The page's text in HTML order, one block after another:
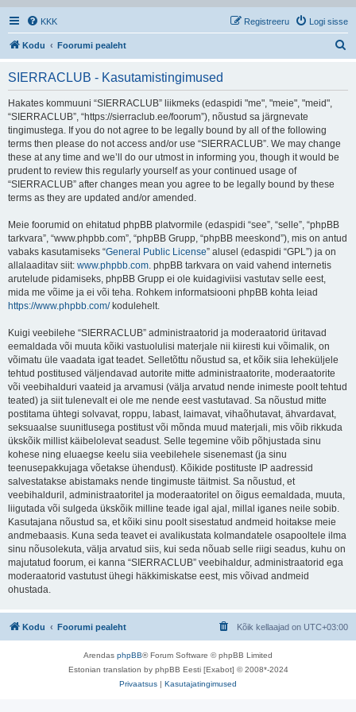
KKK Logi sisse
Registreeru
Kodu Foorumi pealeht
SIERRACLUB - Kasutamistingimused
Hakates kommuuni “SIERRACLUB” liikmeks (edaspidi "me", "meie", "meid",
“SIERRACLUB”, “https://sierraclub.ee/foorum”), nõustud sa järgnevate
tingimustega. If you do not agree to be legally bound by all of the following
terms then please do not access and/or use “SIERRACLUB”. We may change
these at any time and we’ll do our utmost in informing you, though it would be
prudent to review this regularly yourself as your continued usage of
“SIERRACLUB” after changes mean you agree to be legally bound by these
terms as they are updated and/or amended.
Meie foorumid on ehitatud phpBB platvormile (edaspidi “see”, “selle”, “phpBB
tarkvara”, “www.phpbb.com”, “phpBB Grupp, “phpBB meeskond”), mis on antud
vabaks kasutamiseks “General Public License” alusel (edaspidi “GPL”) ja on
allalaaditav siit: www.phpbb.com. phpBB tarkvara on vaid vahend internetis
arutelude pidamiseks, phpBB Grupp ei ole kuidagiviisi vastutav selle eest,
mida me võime ja ei või teha. Rohkem informatsiooni phpBB kohta leiad
https://www.phpbb.com/kodulehelt.
Kuigi veebilehe “SIERRACLUB” administraatorid ja moderaatorid üritavad
eemaldada või muuta kõiki vastuolulisi materjale nii kiiresti kui võimalik, on
võimatu üle vaadata igat teadet. Selletõttu nõustud sa, et kõik siia leheküljele
tehtud postitused väljendavad autorite mitte administraatorite, moderaatorite
või veebihalduri vaateid ja arvamusi (välja arvatud nende inimeste poolt tehtud
teated) ja siit tulenevalt ei ole me nende eest vastutavad. Sa nõustud mitte
postitama ühtegi solvavat, roppu, labast, laimavat, vihaõhutavat, ähvardavat,
seksuaalse suunitlusega postitust või mõnda muud materjali, mis võib rikkuda
ükskõik millist käibelolevat seadust. Selle tegemine võib põhjustada sinu
kohese ning eluaegse keelu siia veebilehele sisenemast (ja sinu
teenusepakkujaga võetakse ühendust). Kõikide postituste IP aadressid
salvestatakse abistamaks nende tingimuste täitmist. Sa nõustud, et
veebihalduril, administraatoritel ja moderaatoritel on õigus eemaldada, muuta,
liigutada või sulgeda ükskõik milline teade igal ajal, millal iganes neile sobib.
Kasutajana nõustud sa, et kõiki sinu poolt sisestatud andmeid hoitakse meie
andmebaasis. Kuna seda teavet ei avalikustata kolmandatele osapooltele ilma
sinu nõusolekuta, välja arvatud siis, kui seda nõuab selle riigi seadus, kuhu on
majutatud foorum, ei kanna “SIERRACLUB” veebihaldur, administraatorid ega
moderaatorid vastutust ühegi häkkimiskatse eest, mis võivad andmeid
ohustada.
Kodu Foorumi pealeht Kõik kellaajad on UTC+03:00
Arendas phpBB® Forum Software © phpBB Limited
Estonian translation by phpBB Eesti [Exabot] © 2008*-2024
Privaatsus | Kasutajatingimused